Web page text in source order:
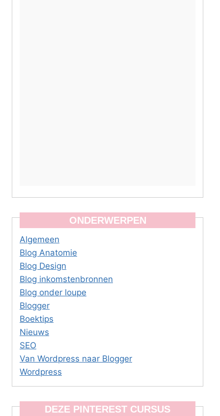
ONDERWERPEN
Algemeen
Blog Anatomie
Blog Design
Blog inkomstenbronnen
Blog onder loupe
Blogger
Boektips
Nieuws
SEO
Van Wordpress naar Blogger
Wordpress
DEZE PINTEREST CURSUS